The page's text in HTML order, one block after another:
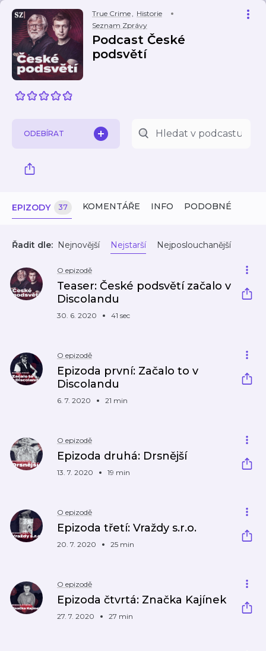
True Crime, Historie
Seznam Zprávy
Podcast České
podsvětí
ODEBÍRAT
EPIZODY 37 KOMENTÁŘE INFO PODOBNÉ
Řadit dle: Nejnovější Nejstarší Nejposlouchanější
O epizodě
Teaser: České podsvětí začalo v
Discolandu
30. 6. 2020 41 sec
O epizodě
Epizoda první: Začalo to v
Discolandu
6. 7. 2020 21 min
O epizodě
Epizoda druhá: Drsnější
13. 7. 2020 19 min
O epizodě
Epizoda třetí: Vraždy s.r.o.
20. 7. 2020 25 min
O epizodě
Epizoda čtvrtá: Značka Kajínek
27. 7. 2020 27 min